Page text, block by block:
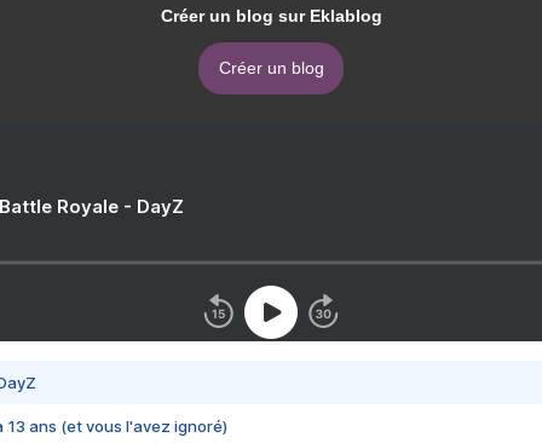
Créer un blog sur Eklablog
Créer un blog
Royale - DayZ
13 ans (et vous l'avez ignoré)